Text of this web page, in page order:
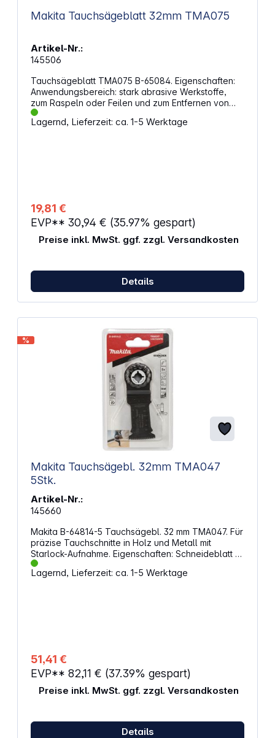
Makita Tauchsägeblatt 32mm TMA075
Artikel-Nr.:
145506
Tauchsägeblatt TMA075 B-65084. Eigenschaften:
Anwendungsbereich: stark abrasive Werkstoffe,
zum Raspeln oder Feilen und zum Entfernen von
Mörtel mit Starlock-Aufnahme, Holz Eintauchtiefe:
30 mm Breite: 32 mm Körnung: 50
Lagernd, Lieferzeit: ca. 1-5 Werktage
19,81 €
EVP** 30,94 € (35.97% gespart)
Preise inkl. MwSt. ggf. zzgl. Versandkosten
Details
%
Makita Tauchsägebl. 32mm TMA047
5Stk.
Artikel-Nr.:
145660
Makita B-64814-5 Tauchsägebl. 32 mm TMA047. Für
präzise Tauchschnitte in Holz und Metall mit
Starlock-Aufnahme. Eigenschaften: Schneideblatt (B
x T): 32 x 50 mm Optimale Kraftübertragung und
lange Lebensdauer Aufnahme: Starlock Schneller
Lagernd, Lieferzeit: ca. 1-5 Werktage
51,41 €
EVP** 82,11 € (37.39% gespart)
Preise inkl. MwSt. ggf. zzgl. Versandkosten
Details